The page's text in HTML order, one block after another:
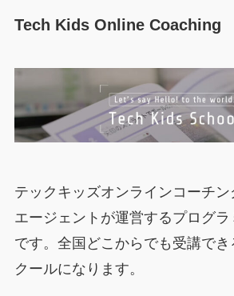
Tech Kids Online Coaching
テックキッズオンラインコーチ
エージェントが運営するプログ
です。全国どこからでも受講でき
クールになります。